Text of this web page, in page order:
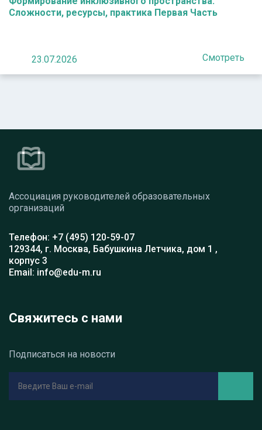
Сложности, ресурсы, практика Первая Часть
23.07.2026 Смотреть
Ассоциация руководителей образовательных
организаций
Телефон: +7 (495) 120-59-07
129344, г. Москва, Бабушкина Летчика, дом 1 ,
корпус 3
Email: info@edu-m.ru
Свяжитесь с нами
Подписаться на новости